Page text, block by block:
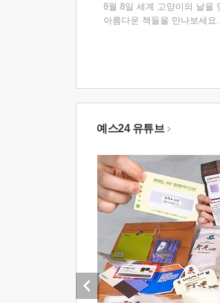
8월 8일 세계 고양이의 날을
아름다운 책들을 만나보세요.
예스24 유튜브